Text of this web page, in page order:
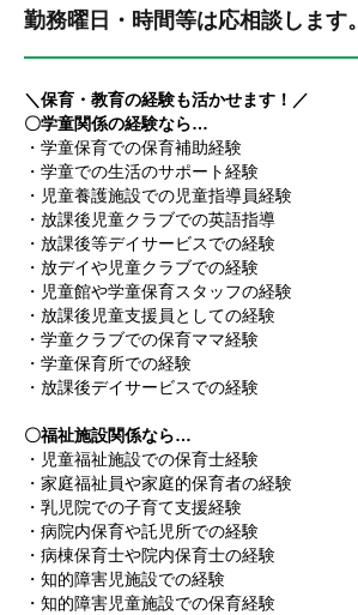
勤務曜日・時間等は応相談します。
＼保育・教育の経験も活かせます！／
〇学童関係の経験なら…
・学童保育での保育補助経験
・学童での生活のサポート経験
・児童養護施設での児童指導員経験
・放課後児童クラブでの英語指導
・放課後等デイサービスでの経験
・放デイや児童クラブでの経験
・児童館や学童保育スタッフの経験
・放課後児童支援員としての経験
・学童クラブでの保育ママ経験
・学童保育所での経験
・放課後デイサービスでの経験
〇福祉施設関係なら…
・児童福祉施設での保育士経験
・家庭福祉員や家庭的保育者の経験
・乳児院での子育て支援経験
・病院内保育や託児所での経験
・病棟保育士や院内保育士の経験
・知的障害児施設での経験
・知的障害児童施設での保育経験